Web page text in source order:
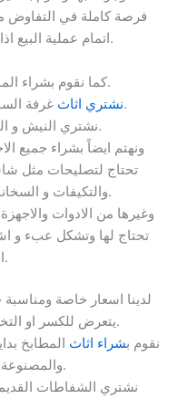
فرصة كاملة في التفاوض
اتمام عملية البيع اذا شعرت ان السعر غير مناسب.
كما نقوم بشراء الموكيت و السجاد القديم.
نشتري اثاثغرفة السفرة من مناضد او كراسي.
نشتري النيش و الصالونات والانتريهات.
ونهتم ايضاً بشراء جميع
تحتاج لتصليحات مثل
والتكيفات و السخانات والغسالات القديمة.
وغيرها من الادوات
تحتاج لها وتشكل عبء و
اليها.
لدينا اسعار خاصة ومناسبة
يتعرض للكسر او التخريب او البلاء بشكل كبير.
نقوم بشراء اثاث المطابخ
والمصنوعة من الالوميتال.
نشتري الشفاطات